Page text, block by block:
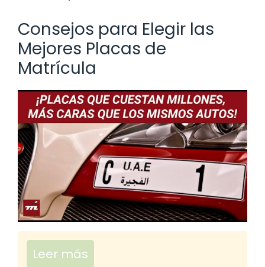
Consejos para Elegir las
Mejores Placas de
Matrícula
Leer más